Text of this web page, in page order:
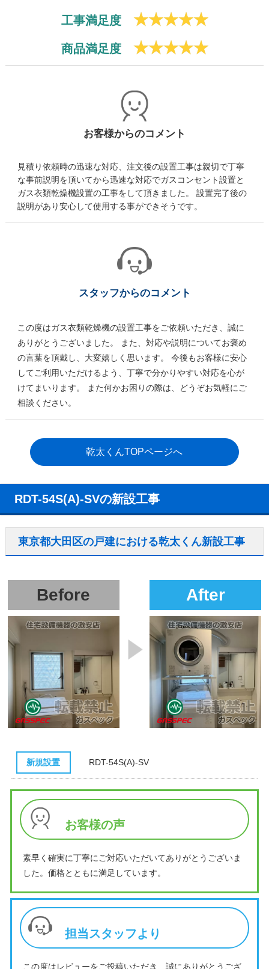
工事満足度
商品満足度
お客様からのコメント
見積り依頼時の迅速な対応、注文後の設置工事は親切で丁寧
な事前説明を頂いてから迅速な対応でガスコンセント設置と
ガス衣類乾燥機設置の工事をして頂きました。 設置完了後の
説明があり安心して使用する事ができそうです。
スタッフからのコメント
この度はガス衣類乾燥機の設置工事をご依頼いただき、誠に
ありがとうございました。 また、対応や説明についてお褒め
の言葉を頂戴し、大変嬉しく思います。 今後もお客様に安心
してご利用いただけるよう、丁寧で分かりやすい対応を心が
けてまいります。 また何かお困りの際は、どうぞお気軽にご
相談ください。
乾太くんTOPページへ
RDT-54S(A)-SVの新設工事
東京都大田区の戸建における乾太くん新設工事
Before After
新規設置 RDT-54S(A)-SV
お客様の声
素早く確実に丁寧にご対応いただいてありがとうございま
した。価格とともに満足しています。
担当スタッフより
この度はレビューをご投稿いただき、誠にありがとうござ